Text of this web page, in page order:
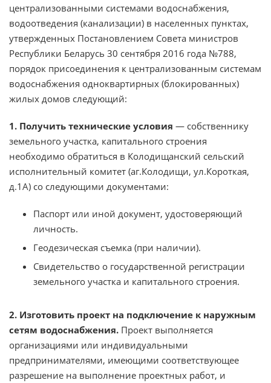
централизованными системами водоснабжения,
водоотведения (канализации) в населенных пунктах,
утвержденных Постановлением Совета министров
Республики Беларусь 30 сентября 2016 года №788,
порядок присоединения к централизованным системам
водоснабжения одноквартирных (блокированных)
жилых домов следующий:
1. Получить технические условия — собственнику
земельного участка, капитального строения
необходимо обратиться в Колодищанский сельский
исполнительный комитет (аг.Колодищи, ул.Короткая,
д.1А) со следующими документами:
Паспорт или иной документ, удостоверяющий
личность.
Геодезическая съемка (при наличии).
Свидетельство о государственной регистрации
земельного участка и капитального строения.
2. Изготовить проект на подключение к наружным
сетям водоснабжения. Проект выполняется
организациями или индивидуальными
предпринимателями, имеющими соответствующее
разрешение на выполнение проектных работ, и